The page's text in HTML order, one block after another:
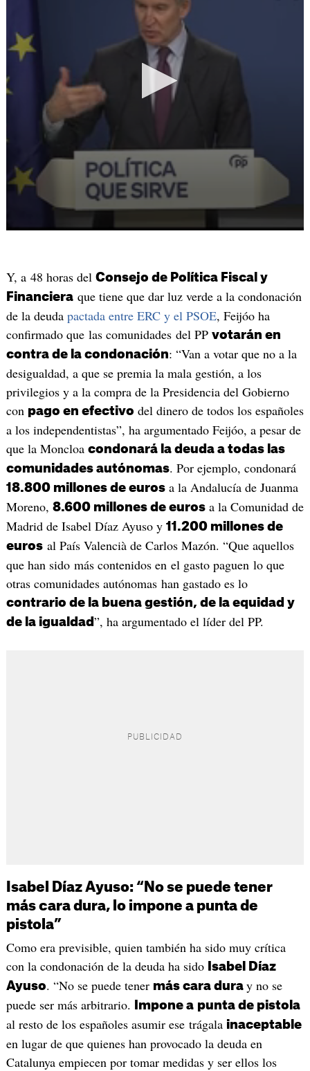
Y, a 48 horas del Consejo de Política Fiscal y
Financieraque tiene que dar luz verde a la condonación
de la deuda pactada entre ERC y el PSOE, Feijóo ha
confirmado que las comunidades del PP votarán en
contra de la condonación: “Van a votar que no a la
desigualdad, a que se premia la mala gestión, a los
privilegios y a la compra de la Presidencia del Gobierno
con pago en efectivo del dinero de todos los españoles
a los independentistas”, ha argumentado Feijóo, a pesar de
que la Moncloa condonará la deuda a todas las
comunidades autónomas. Por ejemplo, condonará
18.800 millones de eurosa la Andalucía de Juanma
Moreno, 8.600 millones de eurosa la Comunidad de
Madrid de Isabel Díaz Ayuso y 11.200 millones de
eurosal País Valencià de Carlos Mazón. “Que aquellos
que han sido más contenidos en el gasto paguen lo que
otras comunidades autónomas han gastado es lo
contrario de la buena gestión, de la equidad y
de la igualdad ”, ha argumentado el líder del PP.
Isabel Díaz Ayuso: “No se puede tener
más cara dura, lo impone a punta de
pistola”
Como era previsible, quien también ha sido muy crítica
con la condonación de la deuda ha sido
Isabel Díaz
Ayuso. “No se puede tener más cara dura y no se
puede ser más arbitrario.
Impone a punta de pistola
al resto de los españoles asumir ese trágala inaceptable
en lugar de que quienes han provocado la deuda en
Catalunya empiecen por tomar medidas y ser ellos los